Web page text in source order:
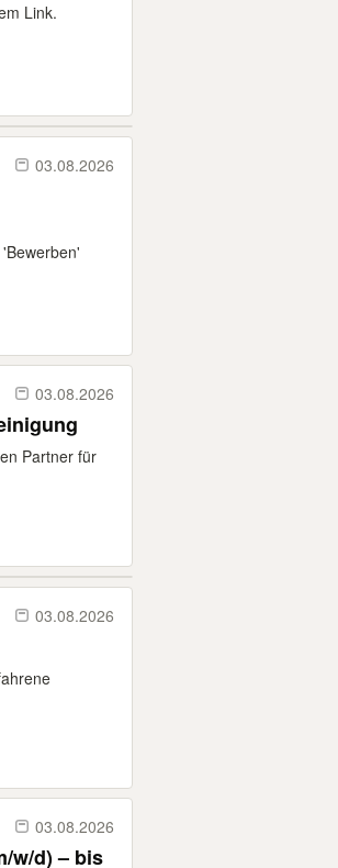
Link.
03.08.2026
03.08.2026
Partner für
03.08.2026
03.08.2026
w/d) – bis